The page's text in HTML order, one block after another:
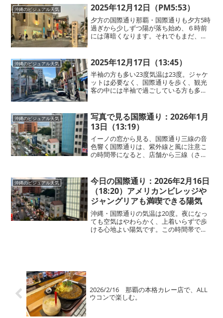
を見上げると目に入るのは「新垣ちんす
こう」の看板。沖縄ら...
沖縄のビジュアル天気 2025年12月12日（PM5:53）
夕方の国際通り那覇・国際通りも夕方5時
過ぎから少しずつ陽が落ち始め、６時前
には薄暗くなります。それでもまだ、国
沖縄のビジュアル天気 2025年12月17日（13:45）
半袖の方も多い23度気温は23度。ジャケ
ットは必要なく、国際通りを歩く、観光
客の中には半袖で過ごしている方も多く
沖縄のビジュアル天気
写真で見る国際通り：2026年1月
13日（13:19）
イーノの窓から見る、国際通り三線の音
色響く国際通りは、紫外線と風に注意こ
の時間帯になると、店舗から三線（さん
は16度。空にはモクモクとした雲が多い
ものの、雲の切れ間から...
沖縄のビジュアル天気
今日の国際通り：2026年2月16日
（18:20）アメリカンビレッジや
ジャングリアも満喫できる陽気
沖縄・国際通りの気温は20度。夜になっ
ても空気はやわらかく、上着いらずで歩
ける心地よい陽気です。この時間帯でも
2026/2/16 那覇の本格カレー店で、ALL
ウコンで楽しむ。